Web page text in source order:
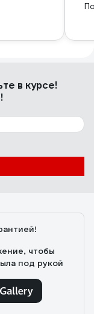
в курсе!
чтобы
под рукой